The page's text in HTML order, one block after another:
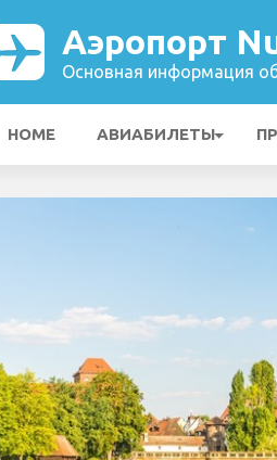
Аэропорт
Основная информация
HOME АВИАБИЛЕТЫ